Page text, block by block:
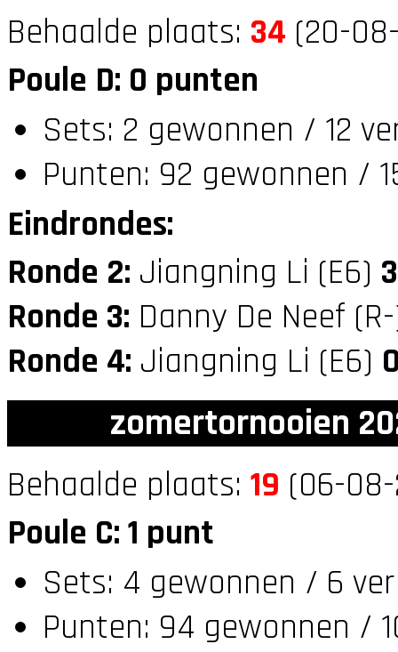
Behaalde plaats: 34 (20-
Poule D: 0 punten
Sets: 2 gewonnen / 12
Punten: 92 gewonnen /
Eindrondes:
Ronde 2: Jiangning Li (E6) 3
Ronde 3: Danny De Neef
Ronde 4: Jiangning Li (E6)
zomertornooien
Behaalde plaats: 19 (06-
Poule C: 1 punt
Sets: 4 gewonnen / 6
Punten: 94 gewonnen /